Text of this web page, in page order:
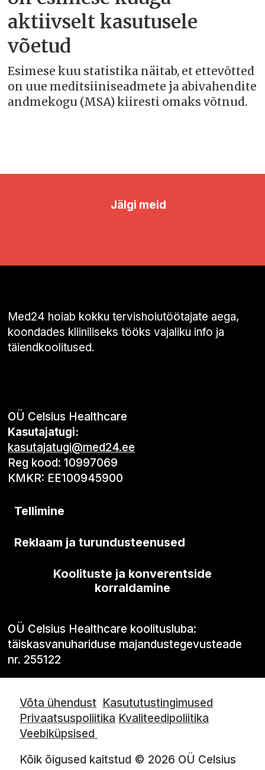
aktiivselt kasutusele
võetud
Esimese kuu statistika näitab, et ettevõtted
on uue meditsiiniseadmete ja abivahendite
andmekogu (MSA) kiiresti omaks võtnud.
Jälgi meid
Med24 hoiab kokku tervishoiutöötajate aega,
koondades kliiniliseks tööks vajaliku info ja
täiendkoolitused.
OÜ Celsius Healthcare
Kasutajatugi:
kasutajatugi@med24.ee
Reg kood: 10997069
KMKR: EE100945900
Tellimine
Reklaam ja turundusteenused
Koolituste ja konverentside
korraldamine
OÜ Celsius Healthcare koolitusluba:
täiskasvanuhariduse majandustegevusteade
nr. 255122
Võta ühendust Kasututustingimused
Privaatsuspoliitika Kvaliteedipoliitika
Veebiküpsised
Kõik õigused kaitstud © 2026 OÜ Celsius